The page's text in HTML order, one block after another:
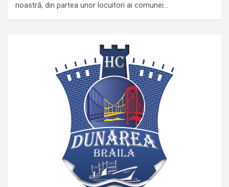
noastră, din partea unor locuitori ai comunei…